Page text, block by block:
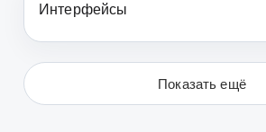
Интерфейсы
Показать ещё